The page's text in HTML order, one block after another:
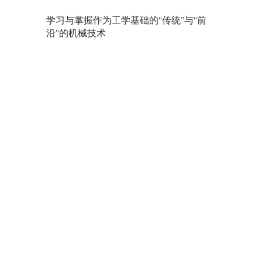
学习与掌握作为工学基础的“传统”与“前
沿”的机械技术